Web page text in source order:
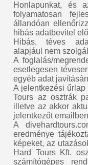
Honlapunkat, és
folyamatosan
állandóan
hibás adatbevitel
Hibás, téves
alapjául nem
A foglalás/
esetlegesen
egyéb adat
A jelentkezési
Tours az osztrák
illetve az akkor
jelentkezőt
A
eredménye
képeket, az
Hard Tours Kft.
számítógépes